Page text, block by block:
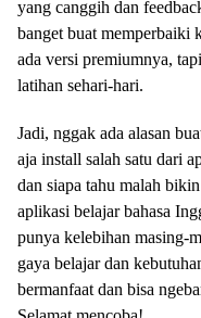
yang canggih dan
banget buat memperbaiki
ada versi premiumnya,
latihan sehari-hari.
Jadi, nggak ada alasan
aja install salah satu dari
dan siapa tahu malah
aplikasi belajar bahasa
punya kelebihan masing-
gaya belajar dan
bermanfaat dan bisa